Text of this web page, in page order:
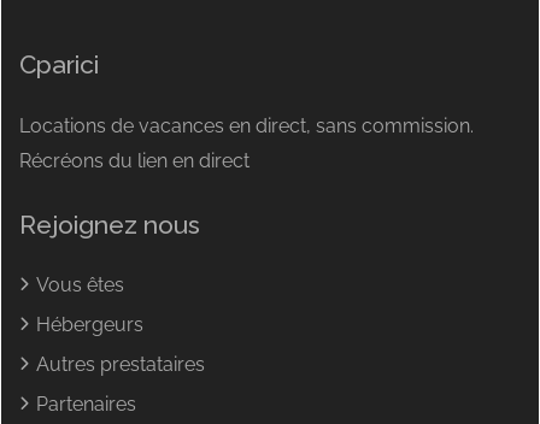
Cparici
Locations de vacances en direct, sans commission.
Récréons du lien en direct
Rejoignez nous
Vous êtes
Hébergeurs
Autres prestataires
Partenaires